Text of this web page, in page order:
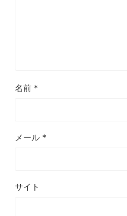
名前 *
メール *
サイト